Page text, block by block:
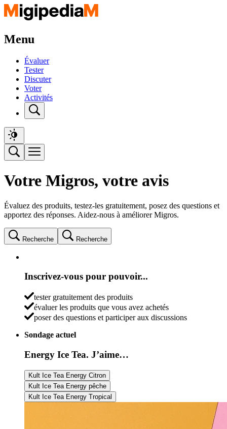
Menu
Évaluer
Tester
Discuter
Voter
Activités
Votre Migros, votre avis
Évaluez des produits, testez-les gratuitement, posez des questions et
apportez des réponses. Aidez-nous à améliorer Migros.
Recherche Recherche
Inscrivez-vous pour pouvoir...
tester gratuitement des produits
évaluer les produits que vous avez achetés
poser des questions et participer aux discussions
Sondage actuel
Energy Ice Tea. J’aime…
Kult Ice Tea Energy Citron
Kult Ice Tea Energy pêche
Kult Ice Tea Energy Tropical